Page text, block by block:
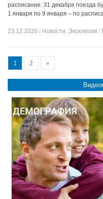
расписание. 31 декабря поезда
1 января по 9 января – по
23.12.2020 Новости, Эксклюзив
1 2 »